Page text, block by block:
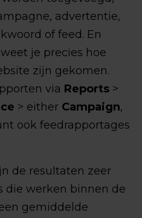
advertentie,
of feed. En
je precies hoe
zijn gekomen.
via Reports >
> either Campaign,
ook feedrapportages
de resultaten zeer
die werken binnen de
gemiddelde